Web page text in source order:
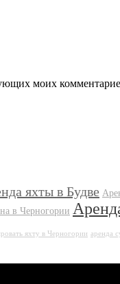
моих
яхты в Будве
в Черногории
яхту в Черногории аренда